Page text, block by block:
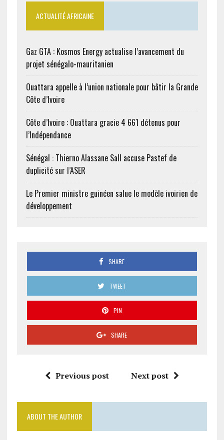
ACTUALITÉ AFRICAINE
Gaz GTA : Kosmos Energy actualise l’avancement du
projet sénégalo-mauritanien
Ouattara appelle à l’union nationale pour bâtir la Grande
Côte d’Ivoire
Côte d’Ivoire : Ouattara gracie 4 661 détenus pour
l’Indépendance
Sénégal : Thierno Alassane Sall accuse Pastef de
duplicité sur l’ASER
Le Premier ministre guinéen salue le modèle ivoirien de
développement
SHARE
TWEET
PIN
SHARE
Previous post Next post
ABOUT THE AUTHOR